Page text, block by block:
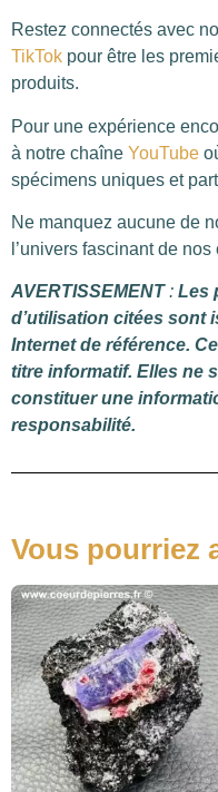
Restez connectés avec
TikTok pour être les
produits.
Pour une expérience
à notre chaîne YouTube
spécimens uniques et
Ne manquez aucune de
l’univers fascinant de
AVERTISSEMENT: Les
d’utilisation citées sont
Internet de référence.
titre informatif. Elles ne
constituer une
responsabilité.
Vous pourriez